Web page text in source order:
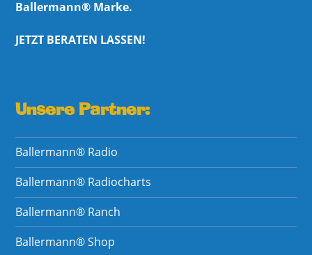
Ballermann® Marke.
JETZT BERATEN LASSEN!
Unsere Partner:
Ballermann® Radio
Ballermann® Radiocharts
Ballermann® Ranch
Ballermann® Shop